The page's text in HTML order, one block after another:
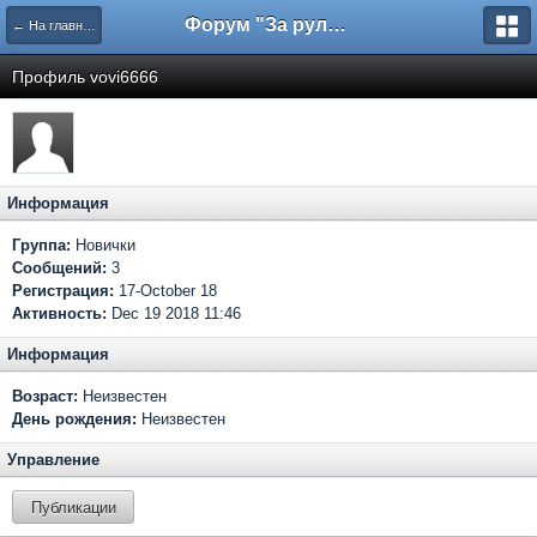
← На главную Форум "За рулем"
Профиль vovi6666
Информация
Группа: Новички
Сообщений: 3
Регистрация: 17-October 18
Активность: Dec 19 2018 11:46
Информация
Возраст: Неизвестен
День рождения: Неизвестен
Управление
Публикации